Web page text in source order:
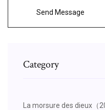
Send Message
Category
La morsure des dieux（